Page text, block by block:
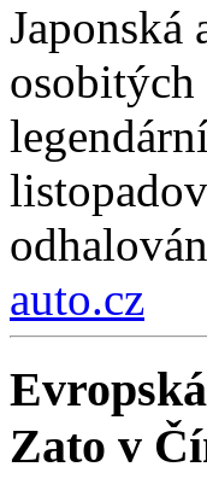
Japonská
auto.cz
Zato v